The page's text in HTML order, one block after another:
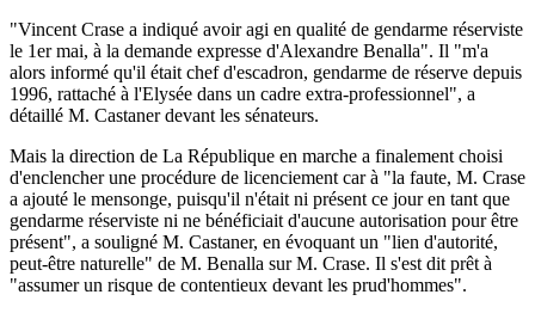
"Vincent Crase a indiqué avoir agi en qualité de gendarme réserviste
le 1er mai, à la demande expresse d'Alexandre Benalla". Il "m'a
alors informé qu'il était chef d'escadron, gendarme de réserve depuis
1996, rattaché à l'Elysée dans un cadre extra-professionnel", a
détaillé M. Castaner devant les sénateurs.
Mais la direction de La République en marche a finalement choisi
d'enclencher une procédure de licenciement car à "la faute, M. Crase
a ajouté le mensonge, puisqu'il n'était ni présent ce jour en tant que
gendarme réserviste ni ne bénéficiait d'aucune autorisation pour être
présent", a souligné M. Castaner, en évoquant un "lien d'autorité,
peut-être naturelle" de M. Benalla sur M. Crase. Il s'est dit prêt à
"assumer un risque de contentieux devant les prud'hommes".